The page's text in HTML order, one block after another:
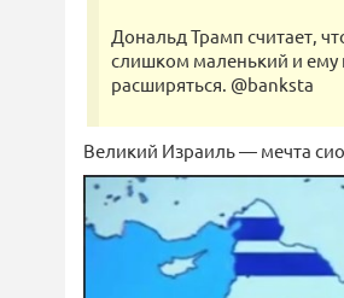
Дональд Трамп считает,
слишком маленький и ему
расширяться. @banksta
Великий Израиль — мечта